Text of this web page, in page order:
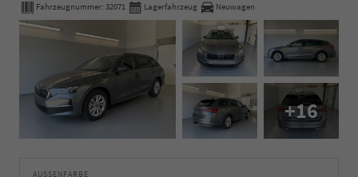
Fahrzeugnummer: 32071 Lagerfahrzeug Neuwagen
+16
AUSSENFARBE